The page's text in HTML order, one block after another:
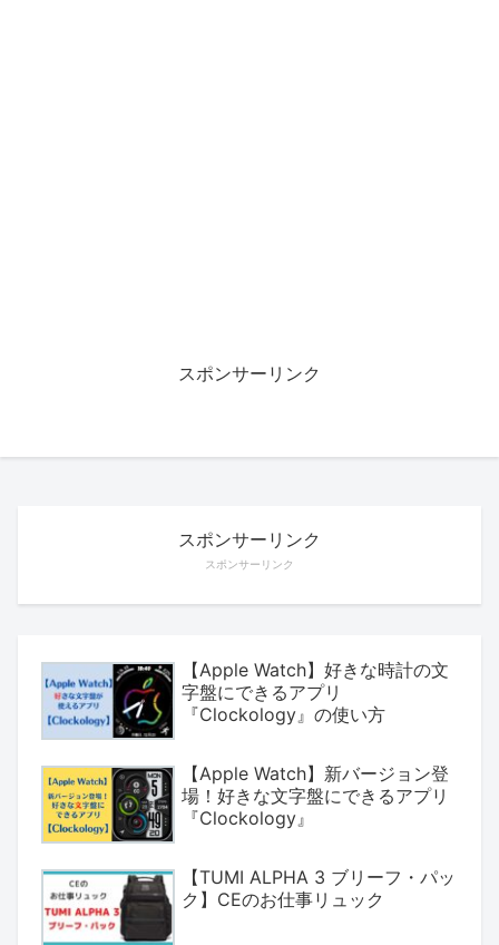
スポンサーリンク
スポンサーリンク
スポンサーリンク
【Apple Watch】好きな時計の文
字盤にできるアプリ
『Clockology』の使い方
【Apple Watch】新バージョン登
場！好きな文字盤にできるアプリ
『Clockology』
【TUMI ALPHA 3 ブリーフ・パッ
ク】CEのお仕事リュック